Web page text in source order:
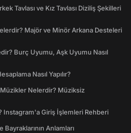
Tavlası ve Kız Tavlası Diziliş Şekilleri
Majör ve Minör Arkana Desteleri
Burç Uyumu, Aşk Uyumu Nasıl
Nasıl Yapılır?
Nelerdir? Müziksiz
Instagram'a Giriş İşlemleri Rehberi
Anlamları